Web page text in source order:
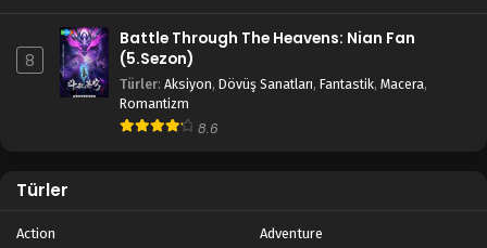
8
Battle Through The Heavens: Nian Fan
(5.Sezon)
Türler: Aksiyon, Dövüş Sanatları, Fantastik, Macera,
Romantizm
8.6
Türler
Action Adventure